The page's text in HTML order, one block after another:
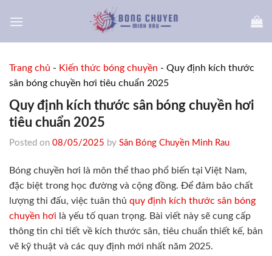
Trang chủ - Kiến thức bóng chuyền - Quy định kích thước
sân bóng chuyền hơi tiêu chuẩn 2025
Quy định kích thước sân bóng chuyền hơi
tiêu chuẩn 2025
Posted on 08/05/2025 by Sân Bóng Chuyền Minh Rau
Bóng chuyền hơi là môn thể thao phổ biến tại Việt Nam,
đặc biệt trong học đường và cộng đồng. Để đảm bảo chất
lượng thi đấu, việc tuân thủ quy định kích thước sân bóng
chuyền hơi là yếu tố quan trọng. Bài viết này sẽ cung cấp
thông tin chi tiết về kích thước sân, tiêu chuẩn thiết kế, bản
vẽ kỹ thuật và các quy định mới nhất năm 2025.